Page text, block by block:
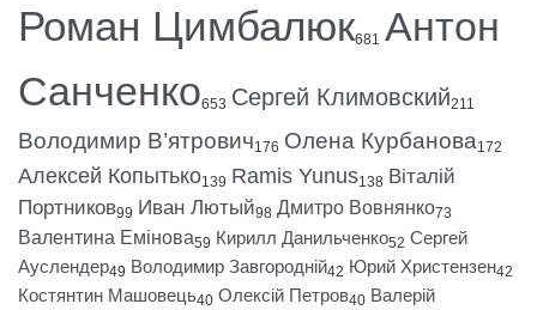
Роман Цимбалюк681 Антон
Санченко653 Сергей Климовский211
Володимир В’ятрович176 Олена Курбанова172
Алексей Копытько139 Ramis Yunus138 Віталій
Портников99 Иван Лютый98 Дмитро Вовнянко73
Валентина Емінова59 Кирилл Данильченко52 Сергей
Ауслендер49 Володимир Завгородній42 Юрий Христензен42
Костянтин Машовець40 Олексій Петров40 Валерій